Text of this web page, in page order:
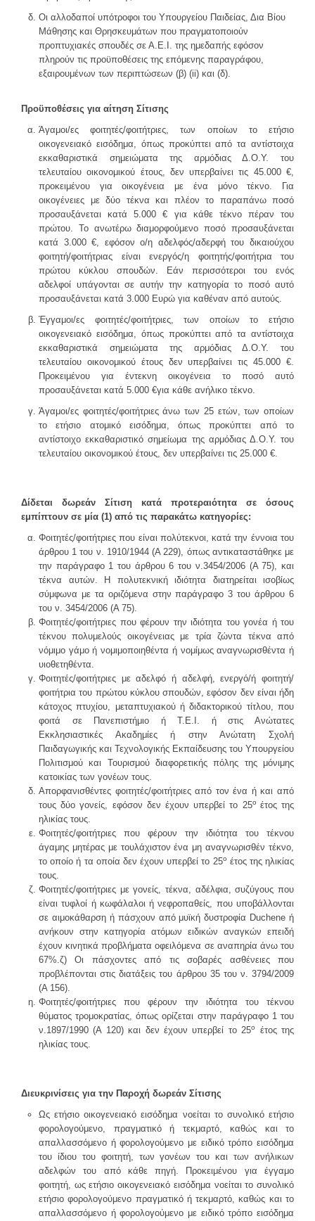
Οι αλλοδαποί υπότροφοι του Υπουργείου Παιδείας, Δια Βίου
Μάθησης και Θρησκευμάτων που πραγματοποιούν
προπτυχιακές σπουδές σε Α.Ε.Ι. της ημεδαπής εφόσον
πληρούν τις προϋποθέσεις της επόμενης παραγράφου,
εξαιρουμένων των περιπτώσεων (β) (ii) και (δ).
Προϋποθέσεις για αίτηση Σίτισης
Άγαμοι/ες φοιτητές/φοιτήτριες, των οποίων το ετήσιο
οικογενειακό εισόδημα, όπως προκύπτει από τα αντίστοιχα
εκκαθαριστικά σημειώματα της αρμόδιας Δ.Ο.Υ. του
τελευταίου οικονομικού έτους, δεν υπερβαίνει τις 45.000 €,
προκειμένου για οικογένεια με ένα μόνο τέκνο. Για
οικογένειες με δύο τέκνα και πλέον το παραπάνω ποσό
προσαυξάνεται κατά 5.000 € για κάθε τέκνο πέραν του
πρώτου. Το ανωτέρω διαμορφούμενο ποσό προσαυξάνεται
κατά 3.000 €, εφόσον ο/η αδελφός/αδερφή του δικαιούχου
φοιτητή/φοιτήτριας είναι ενεργός/η φοιτητής/φοιτήτρια του
πρώτου κύκλου σπουδών. Εάν περισσότεροι του ενός
αδελφοί υπάγονται σε αυτήν την κατηγορία το ποσό αυτό
προσαυξάνεται κατά 3.000 Ευρώ για καθέναν από αυτούς.
Έγγαμοι/ες φοιτητές/φοιτήτριες, των οποίων το ετήσιο
οικογενειακό εισόδημα, όπως προκύπτει από τα αντίστοιχα
εκκαθαριστικά σημειώματα της αρμόδιας Δ.Ο.Υ. του
τελευταίου οικονομικού έτους δεν υπερβαίνει τις 45.000 €.
Προκειμένου για έντεκνη οικογένεια το ποσό αυτό
προσαυξάνεται κατά 5.000 €για κάθε ανήλικο τέκνο.
Άγαμοι/ες φοιτητές/φοιτήτριες άνω των 25 ετών, των οποίων
το ετήσιο ατομικό εισόδημα, όπως προκύπτει από το
αντίστοιχο εκκαθαριστικό σημείωμα της αρμόδιας Δ.Ο.Υ. του
τελευταίου οικονομικού έτους, δεν υπερβαίνει τις 25.000 €.
Δίδεται δωρεάν Σίτιση κατά προτεραιότητα σε όσους
εμπίπτουν σε μία (1) από τις παρακάτω κατηγορίες:
Φοιτητές/φοιτήτριες που είναι πολύτεκνοι, κατά την έννοια του
άρθρου 1 του ν. 1910/1944 (Α 229), όπως αντικαταστάθηκε με
την παράγραφο 1 του άρθρου 6 του ν.3454/2006 (Α 75), και
τέκνα αυτών. Η πολυτεκνική ιδιότητα διατηρείται ισοβίως
σύμφωνα με τα οριζόμενα στην παράγραφο 3 του άρθρου 6
του ν. 3454/2006 (Α 75).
Φοιτητές/φοιτήτριες που φέρουν την ιδιότητα του γονέα ή του
τέκνου πολυμελούς οικογένειας με τρία ζώντα τέκνα από
νόμιμο γάμο ή νομιμοποιηθέντα ή νομίμως αναγνωρισθέντα ή
υιοθετηθέντα.
Φοιτητές/φοιτήτριες με αδελφό ή αδελφή, ενεργό/ή φοιτητή/
φοιτήτρια του πρώτου κύκλου σπουδών, εφόσον δεν είναι ήδη
κάτοχος πτυχίου, μεταπτυχιακού ή διδακτορικού τίτλου, που
φοιτά σε Πανεπιστήμιο ή Τ.Ε.Ι. ή στις Ανώτατες
Εκκλησιαστικές Ακαδημίες ή στην Ανώτατη Σχολή
Παιδαγωγικής και Τεχνολογικής Εκπαίδευσης του Υπουργείου
Πολιτισμού και Τουρισμού διαφορετικής πόλης της μόνιμης
κατοικίας των γονέων τους.
Απορφανισθέντες φοιτητές/φοιτήτριες από τον ένα ή και από
τους δύο γονείς, εφόσον δεν έχουν υπερβεί το 25ο έτος της
ηλικίας τους.
Φοιτητές/φοιτήτριες που φέρουν την ιδιότητα του τέκνου
άγαμης μητέρας με τουλάχιστον ένα μη αναγνωρισθέν τέκνο,
το οποίο ή τα οποία δεν έχουν υπερβεί το 25ο έτος της ηλικίας
τους.
Φοιτητές/φοιτήτριες με γονείς, τέκνα, αδέλφια, συζύγους που
είναι τυφλοί ή κωφάλαλοι ή νεφροπαθείς, που υποβάλλονται
σε αιμοκάθαρση ή πάσχουν από μυϊκή δυστροφία Duchene ή
ανήκουν στην κατηγορία ατόμων ειδικών αναγκών επειδή
έχουν κινητικά προβλήματα οφειλόμενα σε αναπηρία άνω του
67%.ζ) Οι πάσχοντες από τις σοβαρές ασθένειες που
προβλέπονται στις διατάξεις του άρθρου 35 του ν. 3794/2009
(Α 156).
Φοιτητές/φοιτήτριες που φέρουν την ιδιότητα του τέκνου
θύματος τρομοκρατίας, όπως ορίζεται στην παράγραφο 1 του
ν.1897/1990 (Α 120) και δεν έχουν υπερβεί το 25ο
έτος της
ηλικίας τους.
Διευκρινίσεις για την Παροχή δωρεάν Σίτισης
Ως ετήσιο οικογενειακό εισόδημα νοείται το συνολικό ετήσιο
φορολογούμενο, πραγματικό ή τεκμαρτό, καθώς και το
απαλλασσόμενο ή φορολογούμενο με ειδικό τρόπο εισόδημα
του ίδιου του φοιτητή, των γονέων του και των ανήλικων
αδελφών του από κάθε πηγή. Προκειμένου για έγγαμο
φοιτητή, ως ετήσιο οικογενειακό εισόδημα νοείται το συνολικό
ετήσιο φορολογούμενο πραγματικό ή τεκμαρτό, καθώς και το
απαλλασσόμενο ή φορολογούμενο με ειδικό τρόπο εισόδημα